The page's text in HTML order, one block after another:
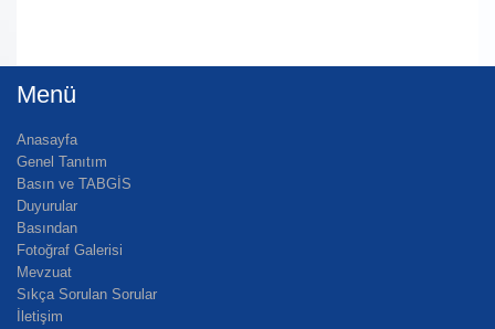
Menü
Anasayfa
Genel Tanıtım
Basın ve TABGİS
Duyurular
Basından
Fotoğraf Galerisi
Mevzuat
Sıkça Sorulan Sorular
İletişim